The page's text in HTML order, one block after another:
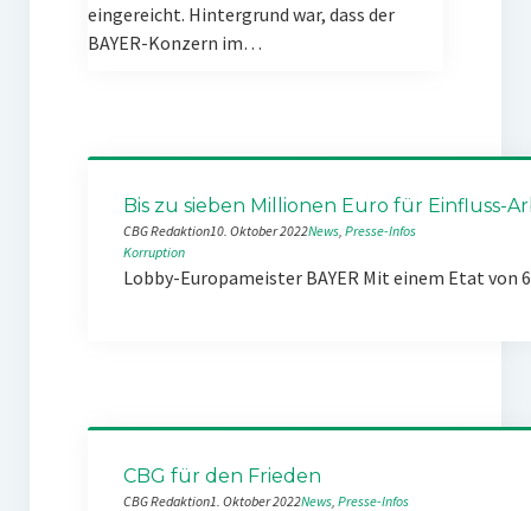
eingereicht. Hintergrund war, dass der
BAYER-Konzern im…
Bis zu sieben Millionen Euro für Einfluss-
CBG Redaktion10. Oktober 2022News, Presse-Infos
Korruption
Lobby-Europameister BAYER Mit einem Etat von
CBG für den Frieden
CBG Redaktion1. Oktober 2022News, Presse-Infos